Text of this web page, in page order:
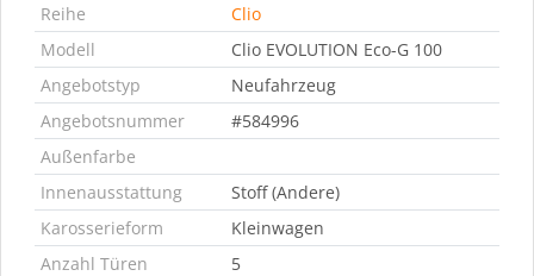
Reihe
Clio
Modell
Clio EVOLUTION Eco-G 100
Angebotstyp
Neufahrzeug
Angebotsnummer
#584996
Außenfarbe
Innenausstattung
Stoff (Andere)
Karosserieform
Kleinwagen
Anzahl Türen
5